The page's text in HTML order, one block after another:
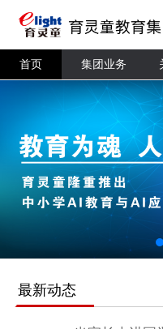
首页 集团业务
最新动态